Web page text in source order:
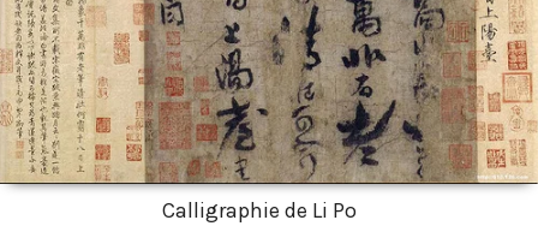
Calligraphie de Li Po